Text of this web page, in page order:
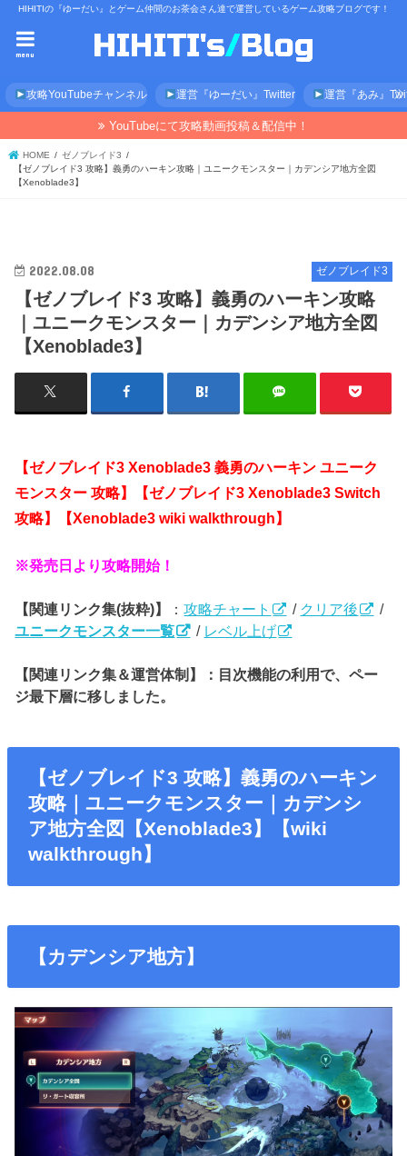
HIHITIの『ゆーだい』とゲーム仲間のお茶会さん達で運営しているゲーム攻略ブログです！
menu
攻略YouTubeチャンネル 運営『ゆーだい』Twitter 運営『あみ』
YouTubeにて攻略動画投稿＆配信中！
HOME
ゼノブレイド3
【ゼノブレイド3 攻略】義勇のハーキン攻略｜ユニークモンスター｜カデンシア地方全図
【Xenoblade3】
ゼノブレイド3
2022.08.08
【ゼノブレイド3 攻略】義勇のハーキン攻略
｜ユニークモンスター｜カデンシア地方全図
【Xenoblade3】
【ゼノブレイド3 Xenoblade3 義勇のハーキン ユニーク
モンスター 攻略】【ゼノブレイド3 Xenoblade3 Switch
攻略】【Xenoblade3 wiki walkthrough】
※発売日より攻略開始！
【関連リンク集(抜粋)】 ：攻略チャート / クリア後
/
ユニークモンスター一覧
/ レベル上げ
【関連リンク集＆運営体制】：目次機能の利用で、ペー
ジ最下層に移しました。
【ゼノブレイド3 攻略】義勇のハーキン
攻略｜ユニークモンスター｜カデンシ
ア地方全図【Xenoblade3】【wiki
walkthrough】
【カデンシア地方】